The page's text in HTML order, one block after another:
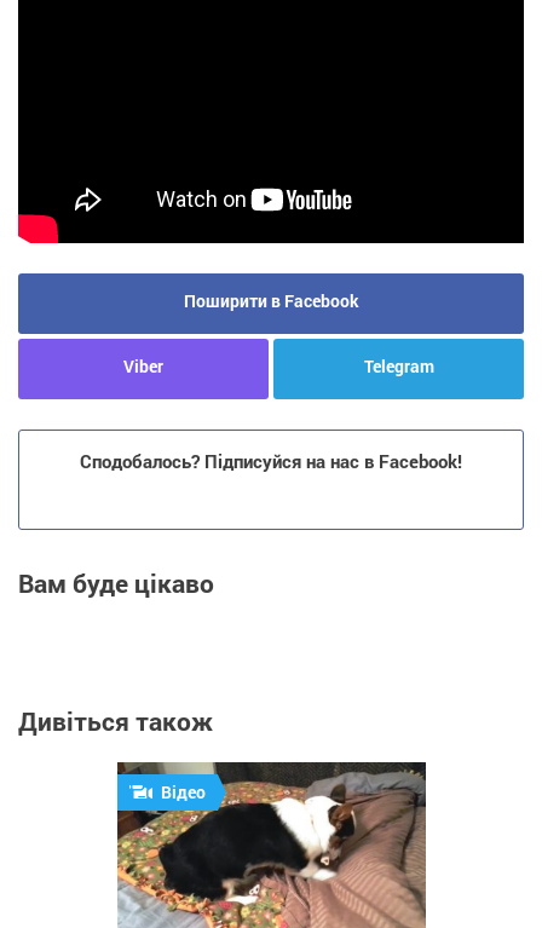
Поширити в Facebook
Viber Telegram
Сподобалось? Підписуйся на нас в Facebook!
Вам буде цікаво
Дивіться також
Відео